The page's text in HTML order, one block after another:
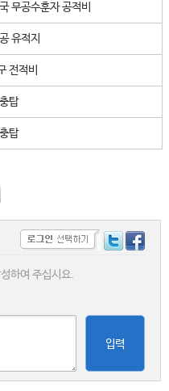
무공수훈자 공적비
유적지
전적비
탑
탑
하여 주십시요.
입력